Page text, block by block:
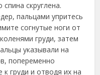
скруглена.
пальцами упритесь
согнутые ноги от
груди, затем
указывали на
попеременно
груди и отводя их на